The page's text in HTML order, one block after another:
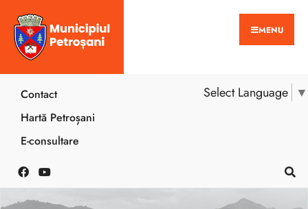
MENU
Select Language ▼
Contact
Hartă Petroșani
E-consultare